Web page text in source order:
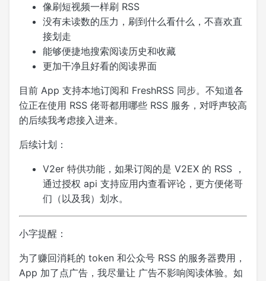
像刷短视频一样刷 RSS
没有未读数的压力，刷到什么看什么，不喜欢直
接划走
能够便捷地搜索阅读历史和收藏
更加干净且好看的阅读界面
目前 App 支持本地订阅和 FreshRSS 同步。不知道各
位正在使用 RSS 佬哥都用哪些 RSS 服务，对呼声较高
的后续我考虑接入进来。
后续计划：
V2er 特供功能，如果订阅的是 V2EX 的 RSS ，
通过授权 api 支持应用内查看评论，更方便佬哥
们（以及我）划水。
小字提醒：
为了赚回消耗的 token 和公众号 RSS 的服务器费用，
App 加了点广告，我尽量让 广告不影响阅读体验。如